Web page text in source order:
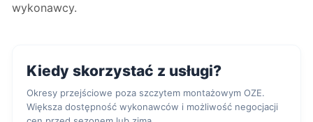
wykonawcy.
Kiedy skorzystać z usługi?
Okresy przejściowe poza szczytem montażowym OZE.
Większa dostępność wykonawców i możliwość negocjacji